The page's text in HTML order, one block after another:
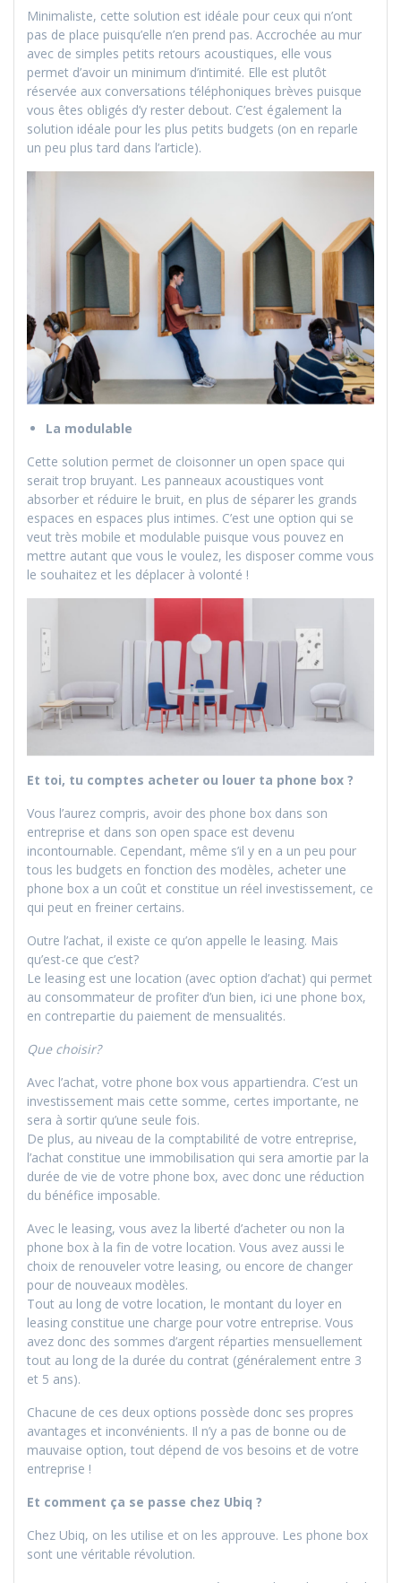
Minimaliste, cette solution est idéale pour ceux qui n’ont
pas de place puisqu’elle n’en prend pas. Accrochée au mur
avec de simples petits retours acoustiques, elle vous
permet d’avoir un minimum d’intimité. Elle est plutôt
réservée aux conversations téléphoniques brèves puisque
vous êtes obligés d’y rester debout. C’est également la
solution idéale pour les plus petits budgets (on en reparle
un peu plus tard dans l’article).
La modulable
Cette solution permet de cloisonner un open space qui
serait trop bruyant. Les panneaux acoustiques vont
absorber et réduire le bruit, en plus de séparer les grands
espaces en espaces plus intimes. C’est une option qui se
veut très mobile et modulable puisque vous pouvez en
mettre autant que vous le voulez, les disposer comme vous
le souhaitez et les déplacer à volonté !
Et toi, tu comptes acheter ou louer ta phone box ?
Vous l’aurez compris, avoir des phone box dans son
entreprise et dans son open space est devenu
incontournable. Cependant, même s’il y en a un peu pour
tous les budgets en fonction des modèles, acheter une
phone box a un coût et constitue un réel investissement, ce
qui peut en freiner certains.
Outre l’achat, il existe ce qu’on appelle le leasing. Mais
qu’est-ce que c’est?
Le leasing est une location (avec option d’achat) qui permet
au consommateur de profiter d’un bien, ici une phone box,
en contrepartie du paiement de mensualités.
Que choisir?
Avec l’achat, votre phone box vous appartiendra. C’est un
investissement mais cette somme, certes importante, ne
sera à sortir qu’une seule fois.
De plus, au niveau de la comptabilité de votre entreprise,
l’achat constitue une immobilisation qui sera amortie par la
durée de vie de votre phone box, avec donc une réduction
du bénéfice imposable.
Avec le leasing, vous avez la liberté d’acheter ou non la
phone box à la fin de votre location. Vous avez aussi le
choix de renouveler votre leasing, ou encore de changer
pour de nouveaux modèles.
Tout au long de votre location, le montant du loyer en
leasing constitue une charge pour votre entreprise. Vous
avez donc des sommes d’argent réparties mensuellement
tout au long de la durée du contrat (généralement entre 3
et 5 ans).
Chacune de ces deux options possède donc ses propres
avantages et inconvénients. Il n’y a pas de bonne ou de
mauvaise option, tout dépend de vos besoins et de votre
entreprise !
Et comment ça se passe chez Ubiq ?
Chez Ubiq, on les utilise et on les approuve. Les phone box
sont une véritable révolution.